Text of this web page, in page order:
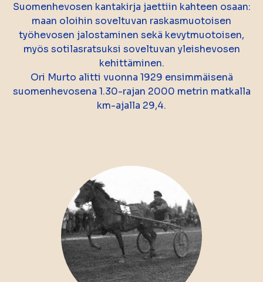
Suomenhevosen kantakirja jaettiin kahteen osaan:
maan oloihin soveltuvan raskasmuotoisen
työhevosen jalostaminen sekä kevytmuotoisen,
myös sotilasratsuksi soveltuvan yleishevosen
kehittäminen.
Ori Murto alitti vuonna 1929 ensimmäisenä
suomenhevosena 1.30-rajan 2000 metrin matkalla
km-ajalla 29,4.